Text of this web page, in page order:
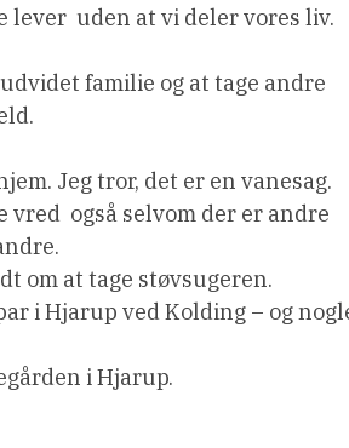
 uden at vi deler vores liv.
familie og at tage andre
Jeg tror, det er en vanesag.
 også selvom der er andre
om at tage støvsugeren.
i Hjarup ved Kolding – og
i Hjarup.